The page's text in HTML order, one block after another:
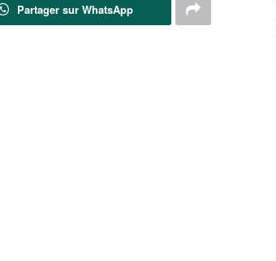
Partager sur WhatsApp